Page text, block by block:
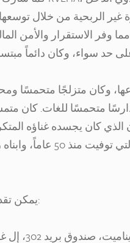
الربحية من خلال توسعها
الاستقرار والأمن
وكان متزلجًا متحمسًا ومحبًا
متحمسًا للغات. كان
الذي كان يجسده غناؤه
الجانب المشرق من الحياة’. وتوفيت
يمكن تقديم التبرعات باسمه إلى: